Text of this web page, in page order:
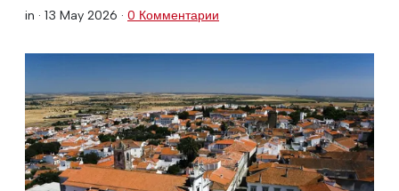
in · 13 May 2026 · 0 Комментарии